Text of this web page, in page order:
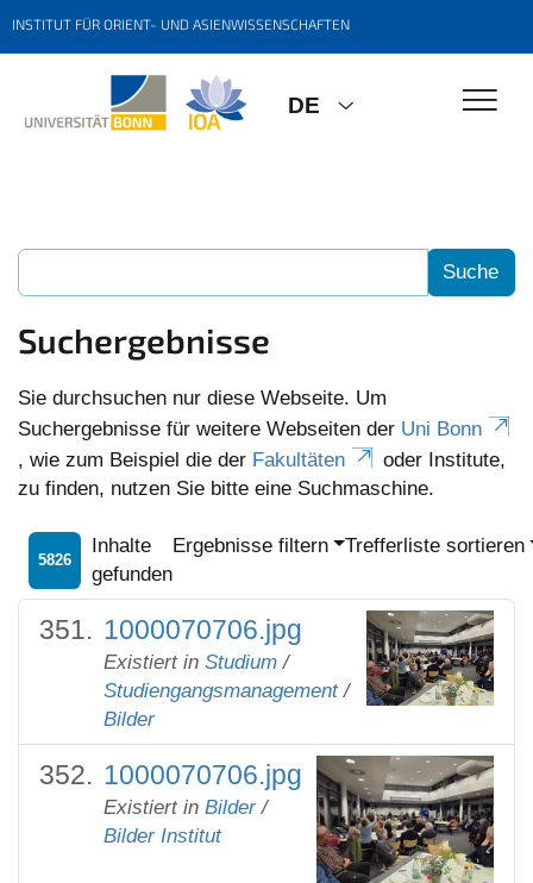
INSTITUT FÜR ORIENT- UND ASIENWISSENSCHAFTEN
DE
Suchergebnisse
Sie durchsuchen nur diese Webseite. Um
Suchergebnisse für weitere Webseiten der Uni Bonn
, wie zum Beispiel die der Fakultäten
oder Institute,
zu finden, nutzen Sie bitte eine Suchmaschine.
5826
Inhalte
gefunden
Ergebnisse filtern Trefferliste sortieren
1000070706.jpg
Existiert in Studium /
Studiengangsmanagement /
Bilder
1000070706.jpg
Existiert in Bilder /
Bilder Institut